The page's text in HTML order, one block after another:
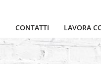
CONTATTI LAVORA